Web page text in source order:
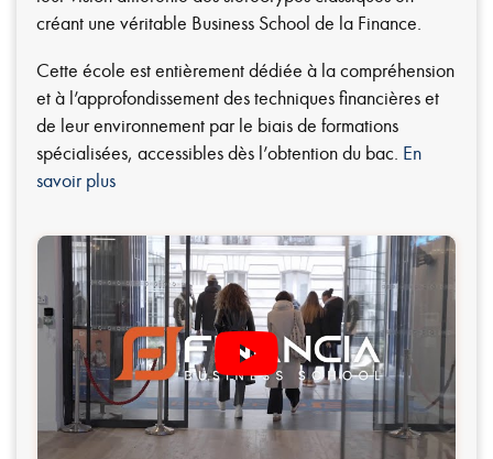
créant une véritable Business School de la Finance.
Cette école est entièrement dédiée à la compréhension
et à l’approfondissement des techniques financières et
de leur environnement par le biais de formations
spécialisées, accessibles dès l’obtention du bac. En
savoir plus